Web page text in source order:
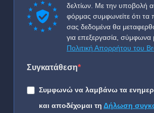
δελτίων. Με την υποβολή
φόρμας συμφωνείτε ότι
σας δεδομένα θα
για επεξεργασία, σύμφωνα
Πολιτική Απορρήτου του
Συγκατάθεση
Συμφωνώ να λαμβάνω τα
και αποδέχομαι τη Δήλωση